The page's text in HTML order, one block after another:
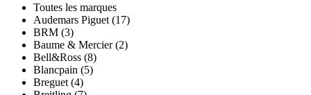
Toutes les marques
Audemars Piguet (17)
BRM (3)
Baume & Mercier (2)
Bell&Ross (8)
Blancpain (5)
Breguet (4)